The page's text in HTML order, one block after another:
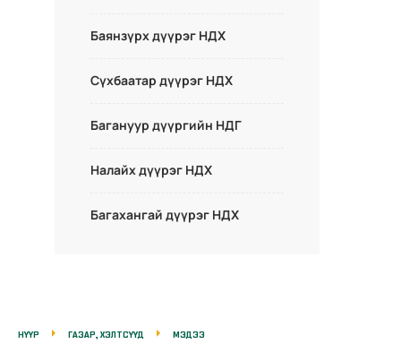
Баянзүрх дүүрэг НДХ
Сүхбаатар дүүрэг НДХ
Багануур дүүргийн НДГ
Налайх дүүрэг НДХ
Багахангай дүүрэг НДХ
НҮҮР ГАЗАР, ХЭЛТСҮҮД МЭДЭЭ